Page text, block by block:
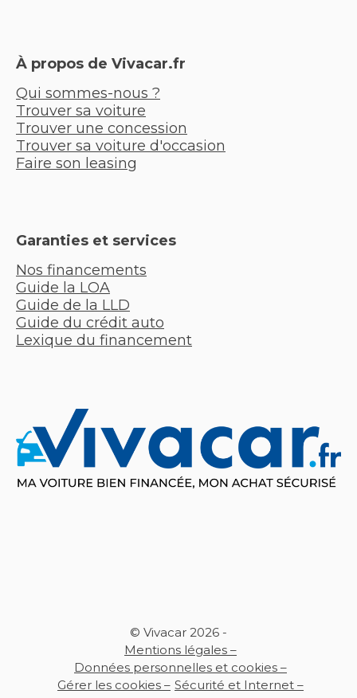
À propos de Vivacar.fr
Qui sommes-nous ?
Trouver sa voiture
Trouver une concession
Trouver sa voiture d'occasion
Faire son leasing
Garanties et services
Nos financements
Guide la LOA
Guide de la LLD
Guide du crédit auto
Lexique du financement
© Vivacar 2026 -
Mentions légales –
Données personnelles et cookies –
Gérer les cookies – Sécurité et Internet –